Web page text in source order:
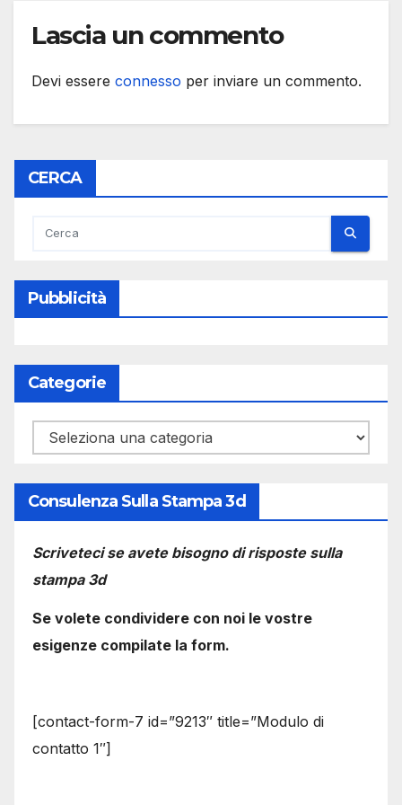
Lascia un commento
Devi essere connesso per inviare un commento.
CERCA
Pubblicità
Categorie
Categorie
Consulenza Sulla Stampa 3d
Scriveteci se avete bisogno di risposte sulla
stampa 3d
Se volete condividere con noi le vostre
esigenze compilate la form.
[contact-form-7 id=”9213″ title=”Modulo di
contatto 1″]